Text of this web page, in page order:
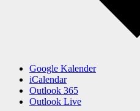
Google Kalender
iCalendar
Outlook 365
Outlook Live